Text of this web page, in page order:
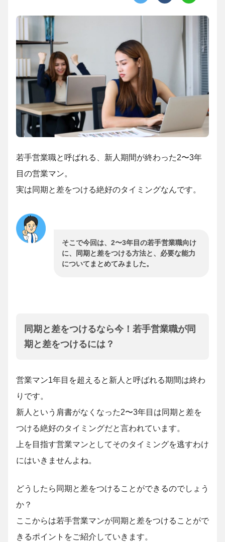
若手営業職と呼ばれる、新人期間が終わった2〜3年
目の営業マン。
実は同期と差をつける絶好のタイミングなんです。
そこで今回は、2〜3年目の若手営業職向け
に、同期と差をつける方法と、必要な能力
についてまとめてみました。
同期と差をつけるなら今！若手営業職が同
期と差をつけるには？
営業マン1年目を超えると新人と呼ばれる期間は終わ
りです。
新人という肩書がなくなった2〜3年目は同期と差を
つける絶好のタイミングだと言われています。
上を目指す営業マンとしてそのタイミングを逃すわけ
にはいきませんよね。
どうしたら同期と差をつけることができるのでしょう
か？
ここからは若手営業マンが同期と差をつけることがで
きるポイントをご紹介していきます。